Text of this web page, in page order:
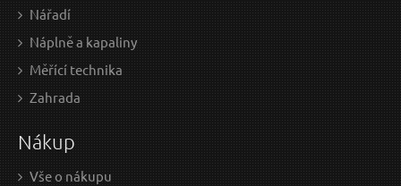
7.64 EUR bez DPH
na centrále
Nářadí
Náplně a kapaliny
Měřící technika
Zahrada
Nákup
Vše o nákupu